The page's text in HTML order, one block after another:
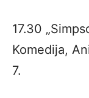
17.30
Komedija,
7.